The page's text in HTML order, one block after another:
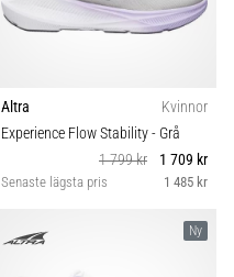
Altra
Kvinnor
Experience Flow Stability- Grå
1 799 kr
1 709 kr
Senaste lägsta pris 1 485 kr
Ny